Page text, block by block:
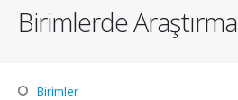
Birimlerde Araştırma
Birimler